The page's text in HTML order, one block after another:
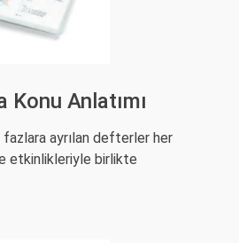
Konu Anlatımı
ayrılan defterler her
etkinlikleriyle birlikte